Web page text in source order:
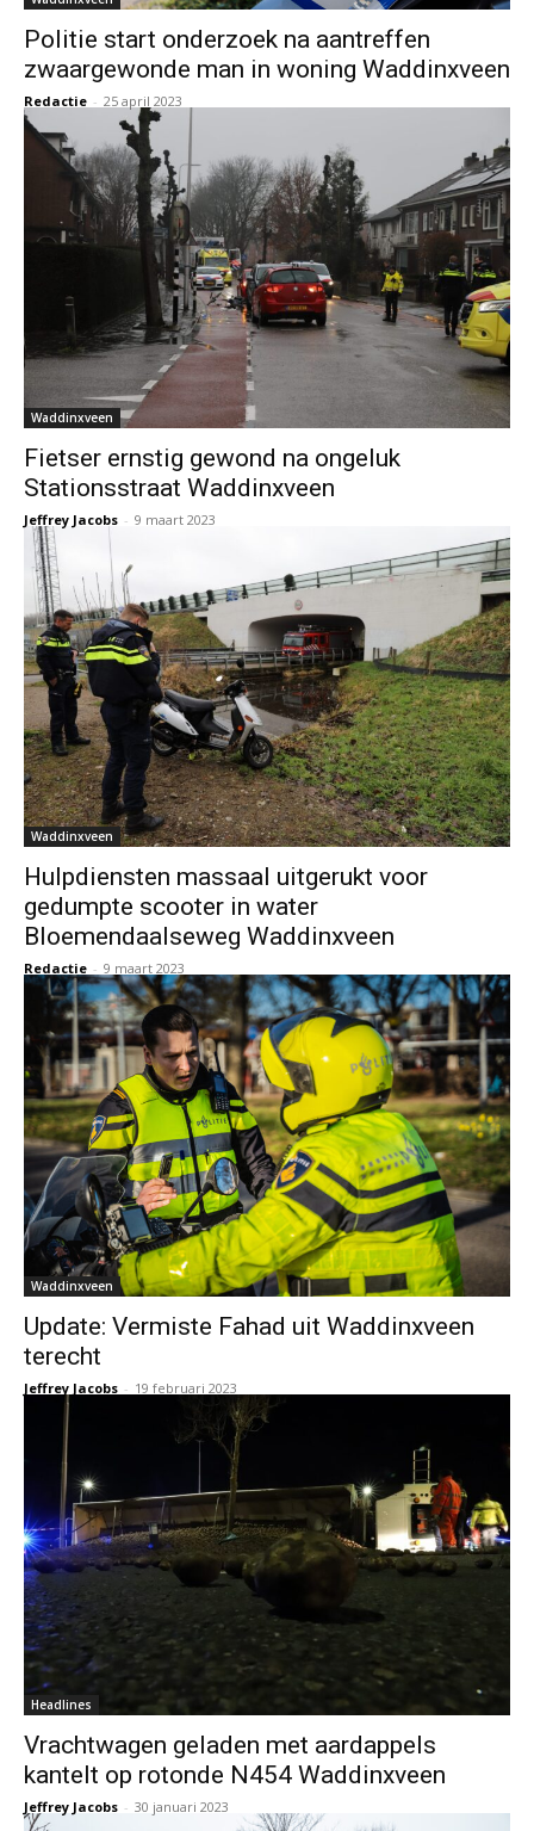
Politie start onderzoek na aantreffen
zwaargewonde man in woning Waddinxveen
Redactie - 25 april 2023
Waddinxveen
Fietser ernstig gewond na ongeluk
Stationsstraat Waddinxveen
Jeffrey Jacobs - 9 maart 2023
Waddinxveen
Hulpdiensten massaal uitgerukt voor
gedumpte scooter in water
Bloemendaalseweg Waddinxveen
Redactie - 9 maart 2023
Waddinxveen
Update: Vermiste Fahad uit Waddinxveen
terecht
Jeffrey Jacobs - 19 februari 2023
Headlines
Vrachtwagen geladen met aardappels
kantelt op rotonde N454 Waddinxveen
Jeffrey Jacobs - 30 januari 2023